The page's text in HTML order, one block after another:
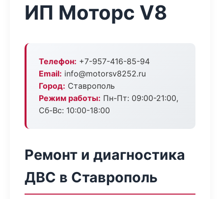
ИП Моторс V8
Телефон: +7-957-416-85-94
Email: info@motorsv8252.ru
Город: Ставрополь
Режим работы: Пн-Пт: 09:00-21:00,
Сб-Вс: 10:00-18:00
Ремонт и диагностика
ДВС в Ставрополь